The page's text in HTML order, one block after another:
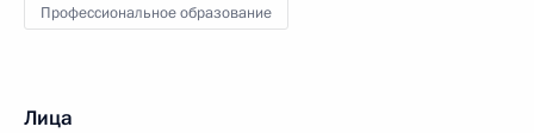
Профессиональное образование
Лица